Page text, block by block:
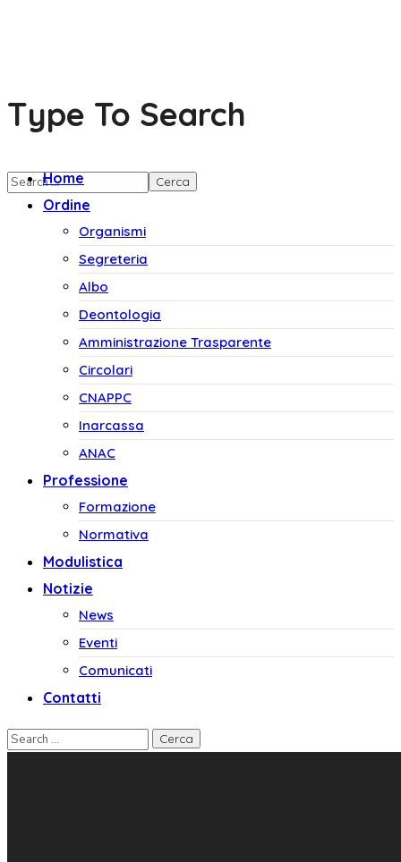
Type To Search
Home
Ordine
Organismi
Segreteria
Albo
Deontologia
Amministrazione Trasparente
Circolari
CNAPPC
Inarcassa
ANAC
Professione
Formazione
Normativa
Modulistica
Notizie
News
Eventi
Comunicati
Contatti